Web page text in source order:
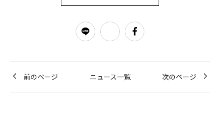
前のページ ニュース一覧 次のページ